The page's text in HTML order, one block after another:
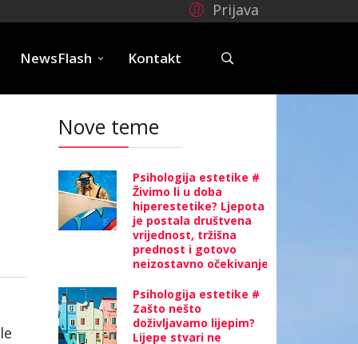
Prijava
NewsFlash Kontakt
Nove teme
Psihologija estetike #
Živimo li u doba
hiperestetike? Ljepota
je postala društvena
vrijednost, tržišna
prednost i gotovo
neizostavno očekivanje
Psihologija estetike #
Zašto nešto
doživljavamo lijepim?
Lijepe stvari ne